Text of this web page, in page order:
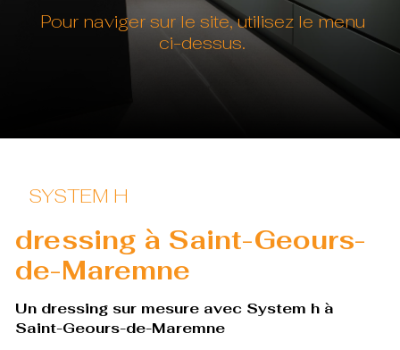
SYSTEM H
dressing à Saint-Geours-
de-Maremne
Un dressing sur mesure avec System h à
Saint-Geours-de-Maremne